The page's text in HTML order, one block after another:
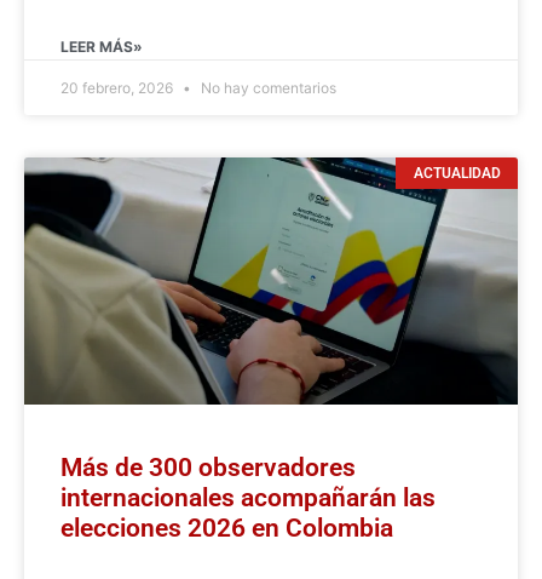
LEER MÁS»
20 febrero, 2026 No hay comentarios
ACTUALIDAD
Más de 300 observadores
internacionales acompañarán las
elecciones 2026 en Colombia